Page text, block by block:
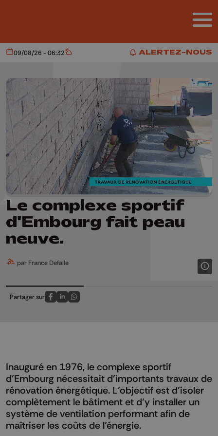
ALERTEZ-NOUS
ALERTEZ-NOUS
Aujourd'hui
09/08/26 - 06:32 Météo
Le complexe sportif
d'Embourg fait peau
neuve.
par France Defalle
Partager sur
Partagez sur FaceBook
Partagez sur LinkedIn
Partagez sur Whatsapp
Inauguré en 1976, le complexe sportif
d’Embourg nécessitait d’importants travaux de
rénovation énergétique. L’objectif est d’isoler
complètement le bâtiment et d’y installer un
système de ventilation performant afin de
maîtriser les coûts de l’énergie.